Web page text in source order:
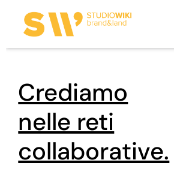
Crediamo
nelle reti
collaborative.